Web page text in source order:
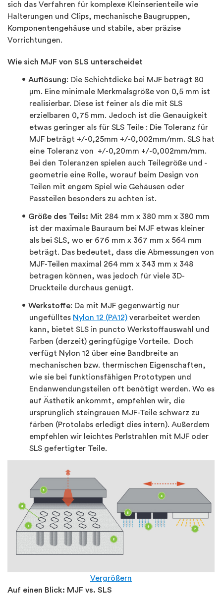
sich das Verfahren für komplexe Kleinserienteile wie
Halterungen und Clips, mechanische Baugruppen,
Komponentengehäuse und stabile, aber präzise
Vorrichtungen.
Wie sich MJF von SLS unterscheidet
Auflösung: Die Schichtdicke bei MJF beträgt 80
µm. Eine minimale Merkmalsgröße von 0,5 mm ist
realisierbar. Diese ist feiner als die mit SLS
erzielbaren 0,75 mm. Jedoch ist die Genauigkeit
etwas geringer als für SLS Teile : Die Toleranz für
MJF beträgt +/-0,25mm +/-0,002mm/mm. SLS hat
eine Toleranz von +/-0,20mm +/-0,002mm/mm.
Bei den Toleranzen spielen auch Teilegröße und -
geometrie eine Rolle, worauf beim Design von
Teilen mit engem Spiel wie Gehäusen oder
Passteilen besonders zu achten ist.
Größe des Teils: Mit 284 mm x 380 mm x 380 mm
ist der maximale Bauraum bei MJF etwas kleiner
als bei SLS, wo er 676 mm x 367 mm x 564 mm
beträgt. Das bedeutet, dass die Abmessungen von
MJF-Teilen maximal 264 mm x 343 mm x 348
betragen können, was jedoch für viele 3D-
Druckteile durchaus genügt.
Werkstoffe: Da mit MJF gegenwärtig nur
ungefülltes Nylon 12 (PA12) verarbeitet werden
kann, bietet SLS in puncto Werkstoffauswahl und
Farben (derzeit) geringfügige Vorteile. Doch
verfügt Nylon 12 über eine Bandbreite an
mechanischen bzw. thermischen Eigenschaften,
wie sie bei funktionsfähigen Prototypen und
Endanwendungsteilen oft benötigt werden. Wo es
auf Ästhetik ankommt, empfehlen wir, die
ursprünglich steingrauen MJF-Teile schwarz zu
färben (Protolabs erledigt dies intern). Außerdem
empfehlen wir leichtes Perlstrahlen mit MJF oder
SLS gefertigter Teile.
Vergrößern
Auf einen Blick: MJF vs. SLS